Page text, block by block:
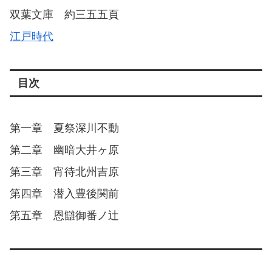
双葉文庫 約三五五頁
江戸時代
目次
第一章 夏祭深川不動
第二章 幽暗大井ヶ原
第三章 宵待北州吉原
第四章 潜入豊後関前
第五章 恩讎御番ノ辻